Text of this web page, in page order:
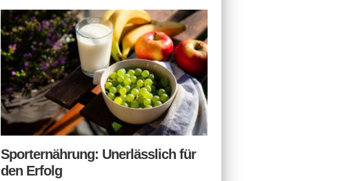
Sporternährung: Unerlässlich für
den Erfolg